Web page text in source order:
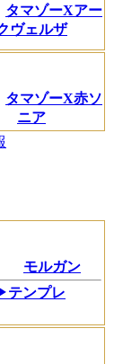
タマゾーXアー
ヴェルザ
タマゾーX赤ソ
ニア
モルガン
テンプレ